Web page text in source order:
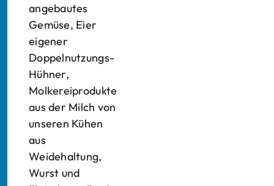
angebautes
Gemüse, Eier
eigener
Doppelnutzungs-
Hühner,
Molkereiprodukte
aus der Milch von
unseren Kühen
aus
Weidehaltung,
Wurst und